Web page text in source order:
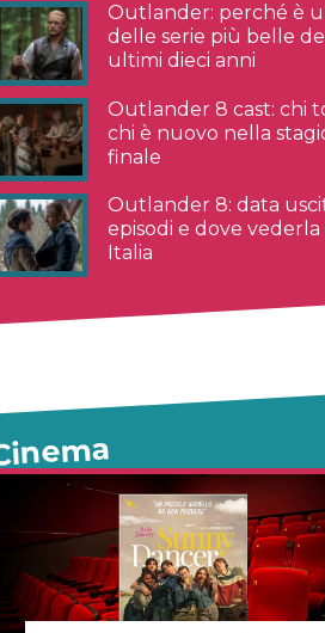
Outlander: perché è
delle serie più belle
ultimi dieci anni
Outlander 8 cast: chi
chi è nuovo nella
finale
Outlander 8: data
episodi e dove vederla
Italia